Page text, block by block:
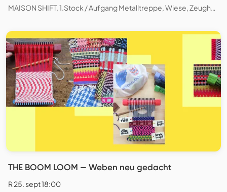
MAISON SHIFT, 1.Stock / Aufgang Metalltreppe, Wiese, Zeughausstrasse, Zürich, Schweiz
THE BOOM LOOM — Weben neu gedacht
R 25. sept 18:00